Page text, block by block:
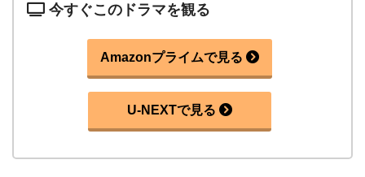
今すぐこのドラマを観る
Amazonプライムで見る
U-NEXTで見る